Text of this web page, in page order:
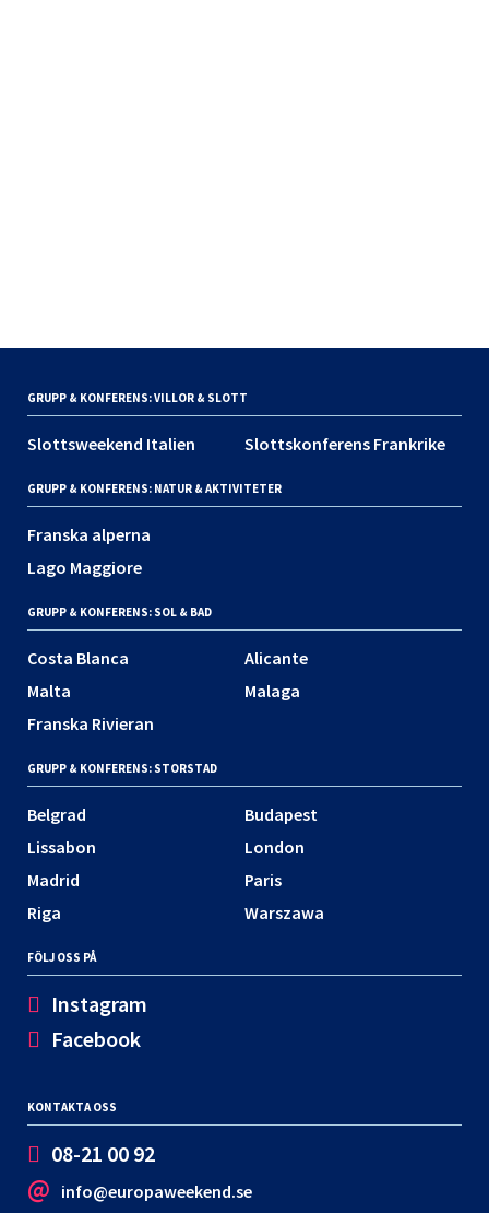
GRUPP & KONFERENS: VILLOR & SLOTT
Slottsweekend Italien Slottskonferens Frankrike
GRUPP & KONFERENS: NATUR & AKTIVITETER
Franska alperna
Lago Maggiore
GRUPP & KONFERENS: SOL & BAD
Costa Blanca
Alicante
Malta
Malaga
Franska Rivieran
GRUPP & KONFERENS: STORSTAD
Belgrad
Budapest
Lissabon
London
Madrid
Paris
Riga
Warszawa
FÖLJ OSS PÅ
Instagram
Facebook
KONTAKTA OSS
08-21 00 92
info@europaweekend.se